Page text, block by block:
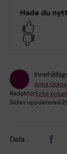
Hade du
Anna
Redaktör:Erika
Sidan uppdaterad:
Dela